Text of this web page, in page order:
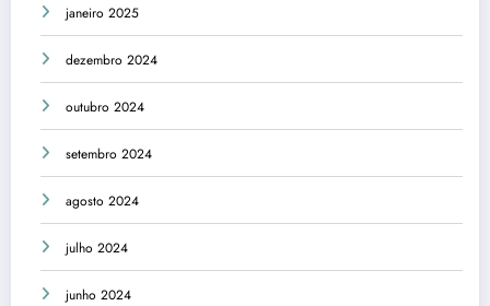
janeiro 2025
dezembro 2024
outubro 2024
setembro 2024
agosto 2024
julho 2024
junho 2024